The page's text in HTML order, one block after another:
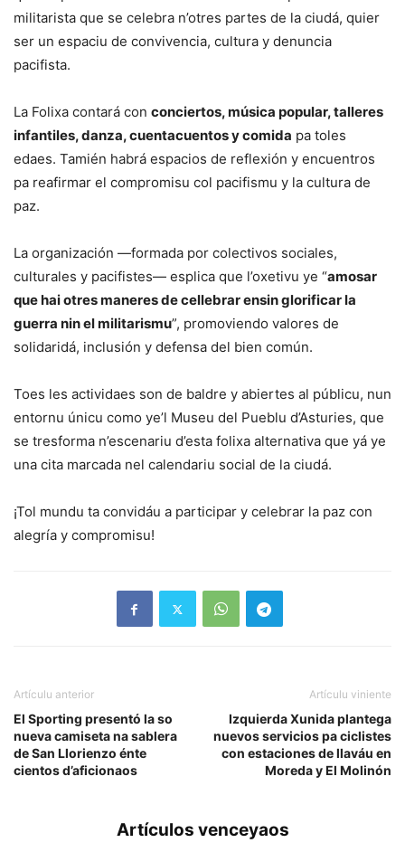
militarista que se celebra n’otres partes de la ciudá, quier
ser un espaciu de convivencia, cultura y denuncia
pacifista.
La Folixa contará con conciertos, música popular, talleres
infantiles, danza, cuentacuentos y comida pa toles
edaes. Tamién habrá espacios de reflexión y encuentros
pa reafirmar el compromisu col pacifismu y la cultura de
paz.
La organización —formada por colectivos sociales,
culturales y pacifistes— esplica que l’oxetivu ye “amosar
que hai otres maneres de cellebrar ensin glorificar la
guerra nin el militarismu”, promoviendo valores de
solidaridá, inclusión y defensa del bien común.
Toes les actividaes son de baldre y abiertes al públicu, nun
entornu únicu como ye’l Museu del Pueblu d’Asturies, que
se tresforma n’escenariu d’esta folixa alternativa que yá ye
una cita marcada nel calendariu social de la ciudá.
¡Tol mundu ta convidáu a participar y celebrar la paz con
alegría y compromisu!
Artículu anterior
El Sporting presentó la so
nueva camiseta na sablera
de San Llorienzo énte
cientos d’aficionaos
Artículu viniente
Izquierda Xunida plantega
nuevos servicios pa ciclistes
con estaciones de llaváu en
Moreda y El Molinón
Artículos venceyaos